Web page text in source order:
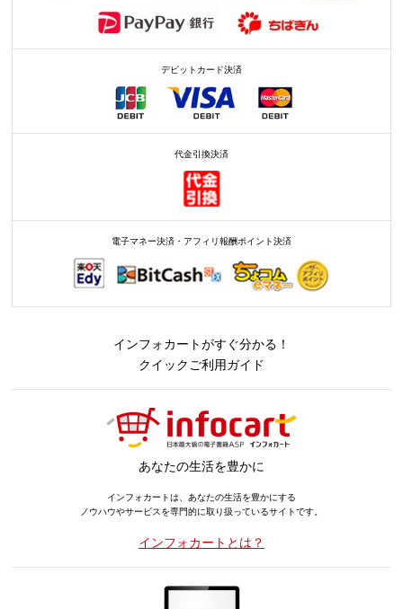
デビットカード決済
代金引換決済
電子マネー決済・アフィリ報酬ポイント決済
インフォカートがすぐ分かる！
クイックご利用ガイド
あなたの生活を豊かに
インフォカートは、あなたの生活を豊かにする
ノウハウやサービスを専門的に取り扱っているサイトです。
インフォカートとは？